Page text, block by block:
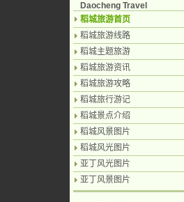
Daocheng Travel
稻城旅游首页
稻城旅游线路
稻城主题旅游
稻城旅游资讯
稻城旅游攻略
稻城旅行游记
稻城景点介绍
稻城风景图片
稻城风光图片
亚丁风光图片
亚丁风景图片